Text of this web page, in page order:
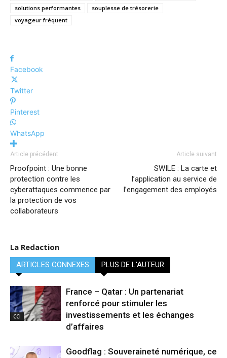
solutions performantes
souplesse de trésorerie
voyageur fréquent
Facebook
Twitter
Pinterest
WhatsApp
Article précédent
Proofpoint : Une bonne
protection contre les
cyberattaques commence par
la protection de vos
collaborateurs
Article suivant
SWILE : La carte et
l’application au service de
l’engagement des employés
La Redaction
ARTICLES CONNEXES PLUS DE L'AUTEUR
CCI
France – Qatar : Un partenariat
renforcé pour stimuler les
investissements et les échanges
d’affaires
Goodflag : Souveraineté numérique, ce